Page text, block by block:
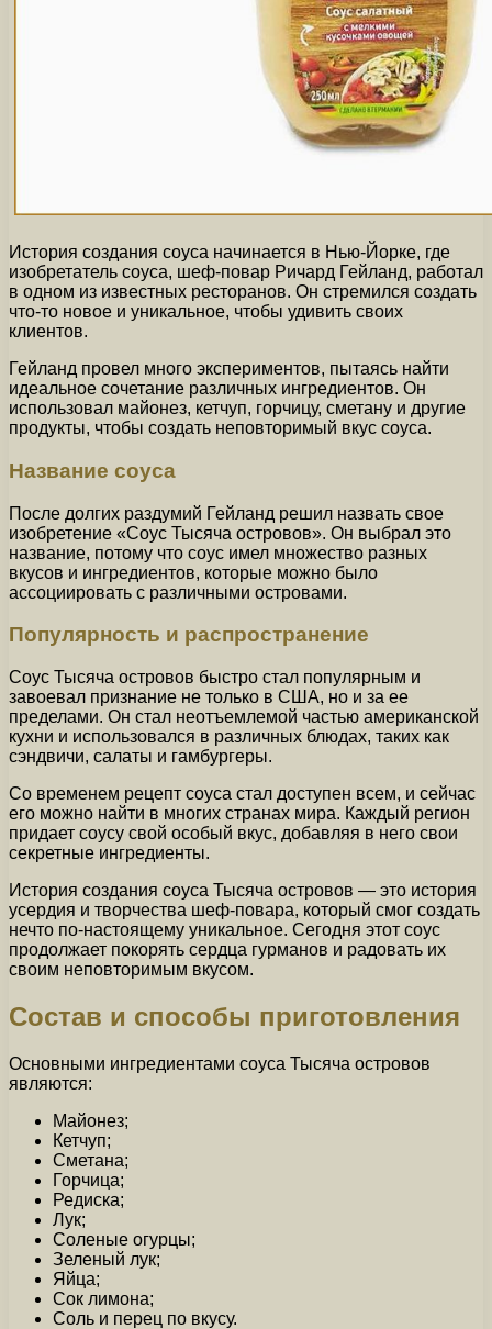
История создания соуса начинается в Нью-Йорке, где
изобретатель соуса, шеф-повар Ричард Гейланд, работал
в одном из известных ресторанов. Он стремился создать
что-то новое и уникальное, чтобы удивить своих
клиентов.
Гейланд провел много экспериментов, пытаясь найти
идеальное сочетание различных ингредиентов. Он
использовал майонез, кетчуп, горчицу, сметану и другие
продукты, чтобы создать неповторимый вкус соуса.
Название соуса
После долгих раздумий Гейланд решил назвать свое
изобретение «Соус Тысяча островов». Он выбрал это
название, потому что соус имел множество разных
вкусов и ингредиентов, которые можно было
ассоциировать с различными островами.
Популярность и распространение
Соус Тысяча островов быстро стал популярным и
завоевал признание не только в США, но и за ее
пределами. Он стал неотъемлемой частью американской
кухни и использовался в различных блюдах, таких как
сэндвичи, салаты и гамбургеры.
Со временем рецепт соуса стал доступен всем, и сейчас
его можно найти в многих странах мира. Каждый регион
придает соусу свой особый вкус, добавляя в него свои
секретные ингредиенты.
История создания соуса Тысяча островов — это история
усердия и творчества шеф-повара, который смог создать
нечто по-настоящему уникальное. Сегодня этот соус
продолжает покорять сердца гурманов и радовать их
своим неповторимым вкусом.
Состав и способы приготовления
Основными ингредиентами соуса Тысяча островов
являются:
Майонез;
Кетчуп;
Сметана;
Горчица;
Редиска;
Лук;
Соленые огурцы;
Зеленый лук;
Яйца;
Сок лимона;
Соль и перец по вкусу.